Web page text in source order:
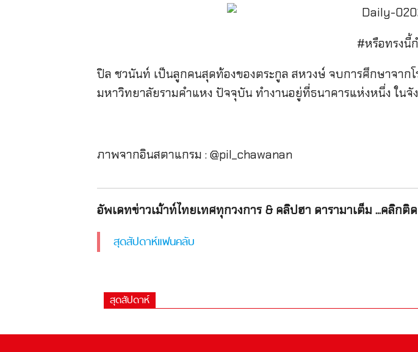
#หรือทรงนี้
ปิล ชวนันท์ เป็นลูกคนสุดท้องของตระกูล สหวงษ์ จบการศึกษาจา
มหาวิทยาลัยรามคำแหง ปัจจุบัน ทำงานอยู่ที่ธนาคารแห่งหนึ่ง ในจั
ภาพจากอินสตาแกรม : @pil_chawanan
อัพเดทข่าวเม้าท์ไทยเทศทุกวงการ & คลิปฮา ดารามาเต็ม ...คลิกติ
สุดสัปดาห์แฟนคลับ
สุดสัปดาห์